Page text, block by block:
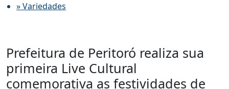
» Variedades
Prefeitura de Peritoró realiza sua
primeira Live Cultural
comemorativa as festividades de